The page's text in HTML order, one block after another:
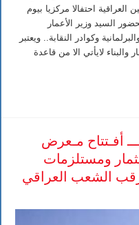
احتفالا مركزيا بيوم
السيد وزير الأعمار
وكوادر النقابة.. ويعتبر
لايأتي الا من قاعدة
أفـتتاح مـعرض
ومستلزمات
الشعب العراقي